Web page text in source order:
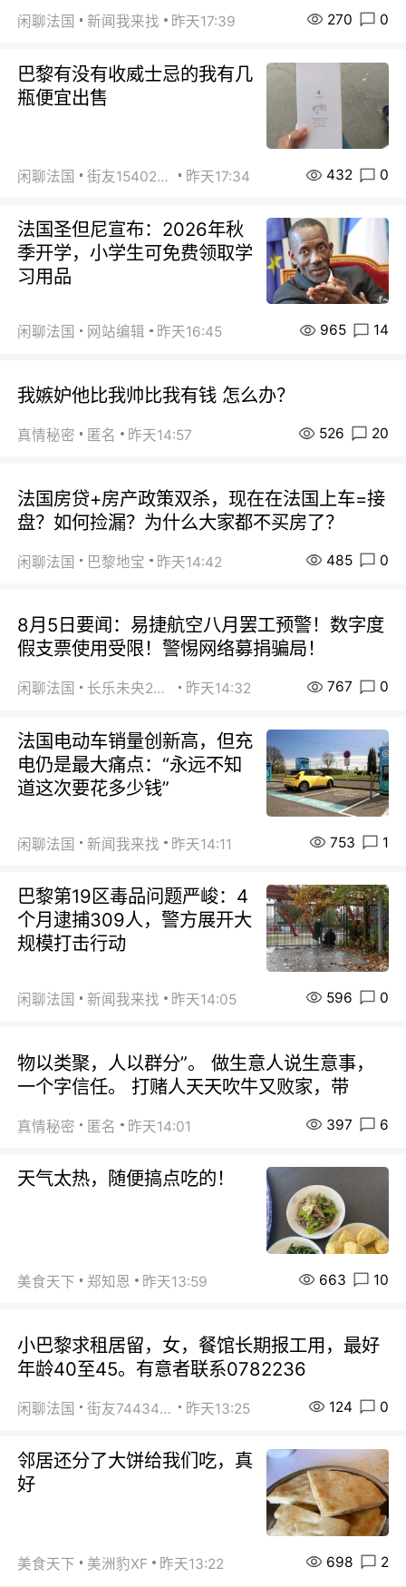
闲聊法国 新闻我来找 昨天17:39 270 0
巴黎有没有收威士忌的我有几
瓶便宜出售
闲聊法国 街友15402223 昨天17:34 432 0
法国圣但尼宣布：2026年秋
季开学，小学生可免费领取学
习用品
闲聊法国 网站编辑 昨天16:45 965 14
我嫉妒他比我帅比我有钱 怎么办？
真情秘密 匿名 昨天14:57 526 20
法国房贷+房产政策双杀，现在在法国上车=接
盘？如何捡漏？为什么大家都不买房了？
闲聊法国 巴黎地宝 昨天14:42 485 0
8月5日要闻：易捷航空八月罢工预警！数字度
假支票使用受限！警惕网络募捐骗局！
闲聊法国 长乐未央2015 昨天14:32 767 0
法国电动车销量创新高，但充
电仍是最大痛点：“永远不知
道这次要花多少钱”
闲聊法国 新闻我来找 昨天14:11 753 1
巴黎第19区毒品问题严峻：4
个月逮捕309人，警方展开大
规模打击行动
闲聊法国 新闻我来找 昨天14:05 596 0
物以类聚，人以群分”。 做生意人说生意事，
一个字信任。 打赌人天天吹牛又败家，带
真情秘密 匿名 昨天14:01 397 6
天气太热，随便搞点吃的！
美食天下 郑知恩 昨天13:59 663 10
小巴黎求租居留，女，餐馆长期报工用，最好
年龄40至45。有意者联系0782236
闲聊法国 街友74434350 昨天13:25 124 0
邻居还分了大饼给我们吃，真
好
美食天下 美洲豹XF 昨天13:22 698 2